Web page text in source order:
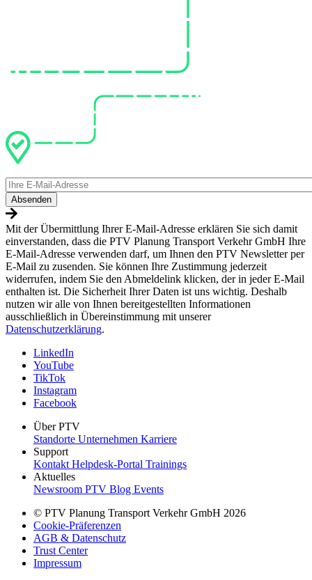
E-
Mail
Mit der Übermittlung Ihrer E-Mail-Adresse erklären Sie sich damit
einverstanden, dass die PTV Planung Transport Verkehr GmbH Ihre
E-Mail-Adresse verwenden darf, um Ihnen den PTV Newsletter per
E-Mail zu zusenden. Sie können Ihre Zustimmung jederzeit
widerrufen, indem Sie den Abmeldelink klicken, der in jeder E-Mail
enthalten ist. Die Sicherheit Ihrer Daten ist uns wichtig. Deshalb
nutzen wir alle von Ihnen bereitgestellten Informationen
ausschließlich in Übereinstimmung mit unserer
Datenschutzerklärung.
LinkedIn
YouTube
TikTok
Instagram
Facebook
Über PTV
Standorte Unternehmen Karriere
Support
KontaktHelpdesk-Portal Trainings
Aktuelles
Newsroom PTV Blog Events
© PTV Planung Transport Verkehr GmbH 2026
Cookie-Präferenzen
AGB & Datenschutz
Trust Center
Impressum